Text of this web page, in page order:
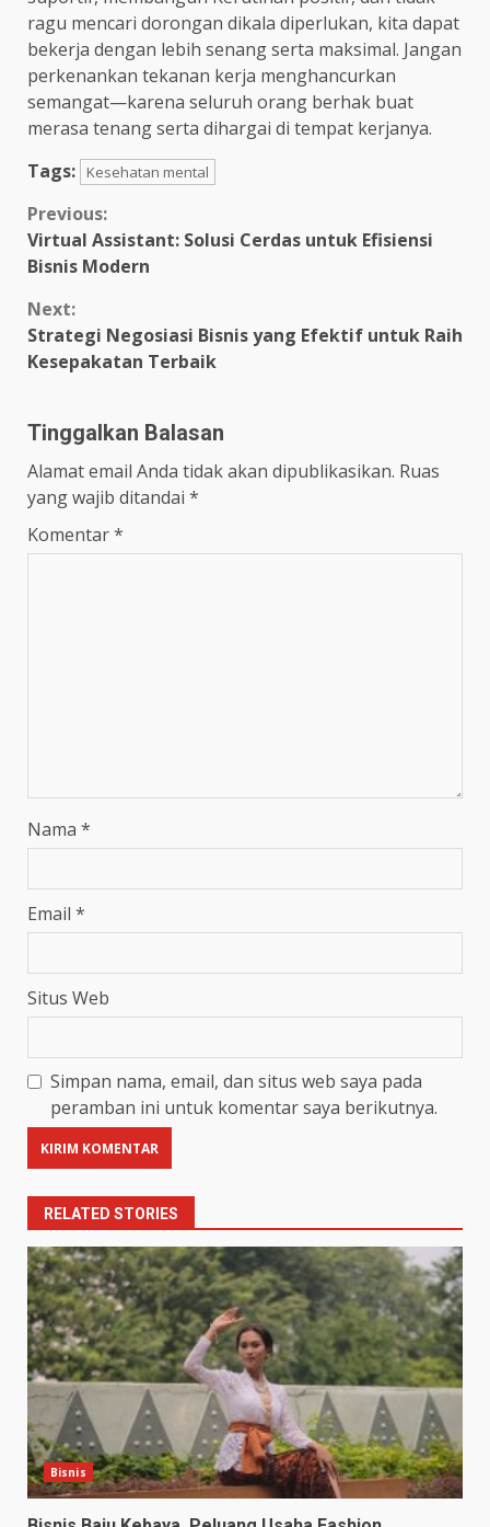
ragu mencari dorongan dikala diperlukan, kita dapat
bekerja dengan lebih senang serta maksimal. Jangan
perkenankan tekanan kerja menghancurkan
semangat—karena seluruh orang berhak buat
merasa tenang serta dihargai di tempat kerjanya.
Tags:
Kesehatan mental
Continue
Reading
Previous:
Virtual Assistant: Solusi Cerdas untuk Efisiensi
Bisnis Modern
Next:
Strategi Negosiasi Bisnis yang Efektif untuk Raih
Kesepakatan Terbaik
Tinggalkan Balasan
Alamat email Anda tidak akan dipublikasikan. Ruas
yang wajib ditandai *
Komentar*
Nama *
Email *
Situs Web
Simpan nama, email, dan situs web saya pada
peramban ini untuk komentar saya berikutnya.
RELATED STORIES
Bisnis